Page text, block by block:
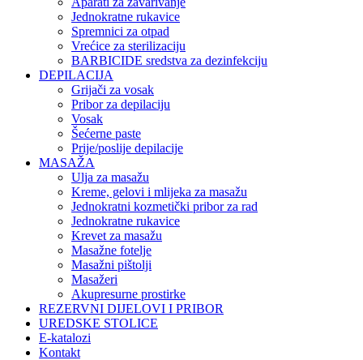
Jednokratne rukavice
Spremnici za otpad
Vrećice za sterilizaciju
BARBICIDE sredstva za dezinfekciju
DEPILACIJA
Grijači za vosak
Pribor za depilaciju
Vosak
Šećerne paste
Prije/poslije depilacije
MASAŽA
Ulja za masažu
Kreme, gelovi i mlijeka za masažu
Jednokratni kozmetički pribor za rad
Jednokratne rukavice
Krevet za masažu
Masažne fotelje
Masažni pištolji
Masažeri
Akupresurne prostirke
REZERVNI DIJELOVI I PRIBOR
UREDSKE STOLICE
E-katalozi
Kontakt